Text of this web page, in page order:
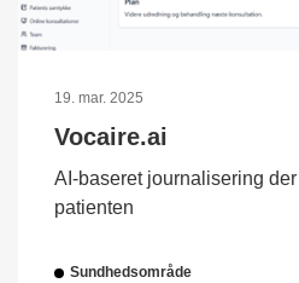
19. mar. 2025
Vocaire.ai
AI-baseret journalisering
patienten
Sundhedsområde